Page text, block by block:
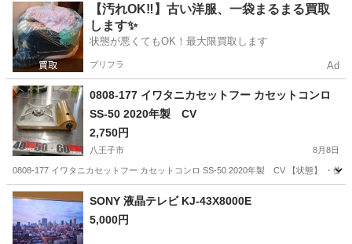
東京 目黒区 学芸大学駅 生活家電
【汚れOK‼️】古い洋服、一袋まるまる買取
します✨
状態が悪くてもOK！最大限買取します
プリフラ Ad
0808-177 イワタニカセットフー カセットコンロ
SS-50 2020年製 CV
2,750円
八王子市 8月8日
0808-177 イワタニカセットフー カセットコンロ SS-50 2020年製 CV 【状態】 ・使
東京 八王子市 キッチン家電
SONY 液晶テレビ KJ-43X8000E
5,000円